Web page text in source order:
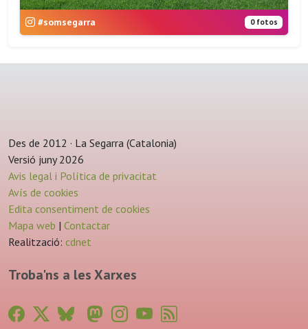
#somsegarra 0 fotos
Des de 2012 · La Segarra (Catalonia)
Versió juny 2026
Avis legal i Política de privacitat
Avís de cookies
Edita consentiment de cookies
Mapa web | Contactar
Realització: cdnet
Troba'ns a les Xarxes